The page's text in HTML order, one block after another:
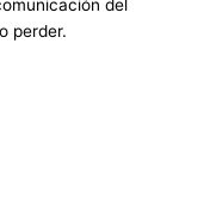
del
perder.